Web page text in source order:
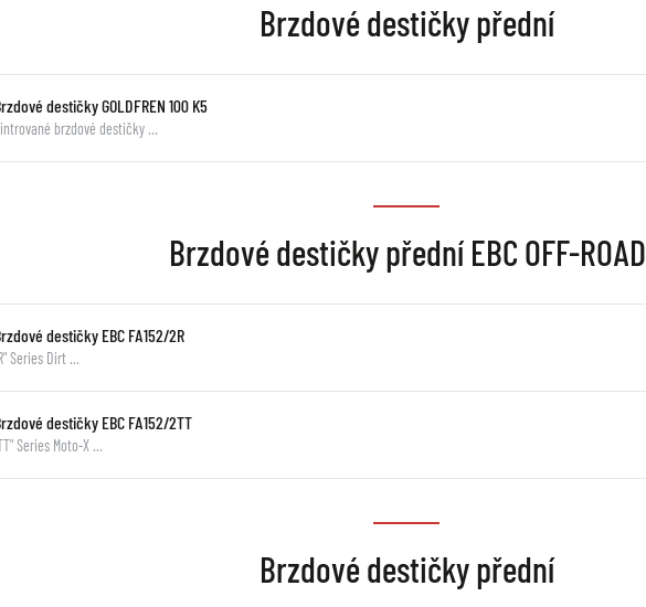
Brzdové destičky přední
destičky GOLDFREN 100 K5
brzdové destičky …
Brzdové destičky přední EBC OFF-ROAD
destičky EBC FA152/2R
Series Dirt …
destičky EBC FA152/2TT
Series Moto-X …
Brzdové destičky přední